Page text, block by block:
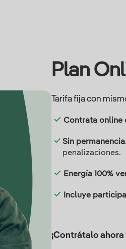
Plan
Tarifa fija con
Contrata online
Sin
penalizaciones.
Energía 100%
Incluye
¡Contrátalo ahora